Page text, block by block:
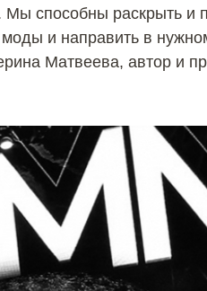
Мы способны раскрыть
и направить в
Матвеева, автор и